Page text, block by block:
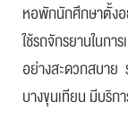
หอพักนักศึกษาตั้ง
ใช้รถจักรยานในกา
อย่างสะดวกสบาย
บางขุนเทียน มีบริก